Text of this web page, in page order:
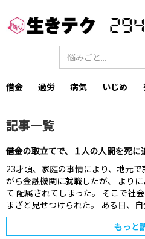
借金 過労 病気 いじめ
記事一覧
借金の取立てで、１人の人間を死
23才頃、家庭の事情により、地元
がら金融機関に就職したが、 より
て 配属されてしまった。 そこで社
まざと見せつけられた。 ある日、
もっと